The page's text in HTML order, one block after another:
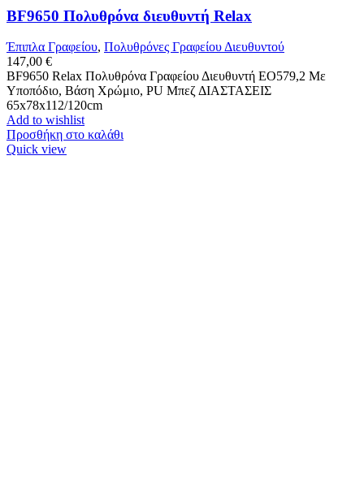
BF9650 Πολυθρόνα διευθυντή Relax
Έπιπλα Γραφείου, Πολυθρόνες Γραφείου Διευθυντού
147,00 €
BF9650 Relax Πολυθρόνα Γραφείου Διευθυντή ΕΟ579,2 Mε
Υποπόδιο, Βάση Χρώμιο, PU Μπεζ ΔΙΑΣΤΑΣΕΙΣ
65x78x112/120cm
Add to wishlist
Προσθήκη στο καλάθι
Quick view